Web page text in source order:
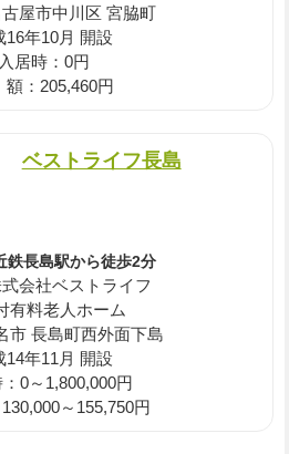
屋市中川区 宮脇町
16年10月 開設
入居時：0円
：205,460円
ベストライフ長島
鉄長島駅から徒歩2分
会社ベストライフ
有料老人ホーム
市 長島町西外面下島
14年11月 開設
：0～1,800,000円
～155,750円